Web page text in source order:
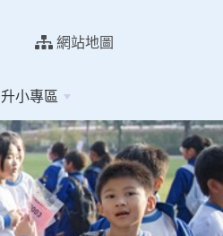
網站地圖
升小專區